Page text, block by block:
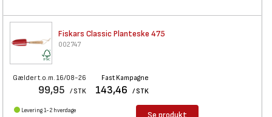
Fiskars Classic Planteske 475
002747
Gælder t.o.m. 16/08-26
99,95 / STK
Fast Kampagne
143,46 / STK
Levering 1-2 hverdage Se produkt